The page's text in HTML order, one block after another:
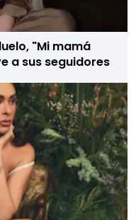
"Mi mamá
a sus seguidores